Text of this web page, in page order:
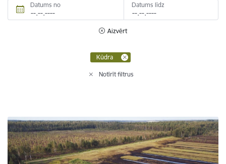
Datums no Datums līdz
Aizvērt
Kūdra
Notīrīt filtrus